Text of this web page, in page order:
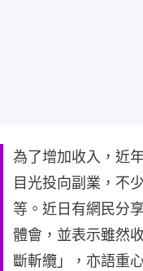
為了增加收入，近
目光投向副業，不
等。近日有網民分
體會，並表示雖然
斷斬纜」，亦語重